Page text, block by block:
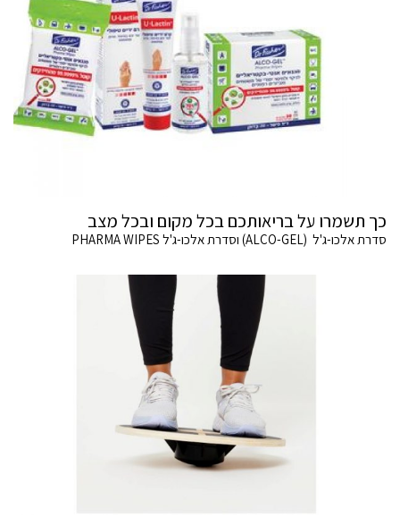
כך תשמרו על בריאותכם בכל מקום ובכל מצב
סדרת אלכו-ג'ל (ALCO-GEL) וסדרת אלכו-ג'ל PHARMA WIPES